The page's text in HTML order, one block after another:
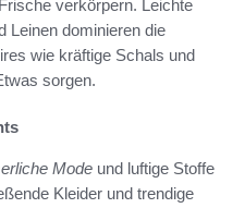
verkörpern. Leichte
Leinen dominieren die
wie kräftige Schals und
sorgen.
Mode und luftige Stoffe
Kleider und trendige